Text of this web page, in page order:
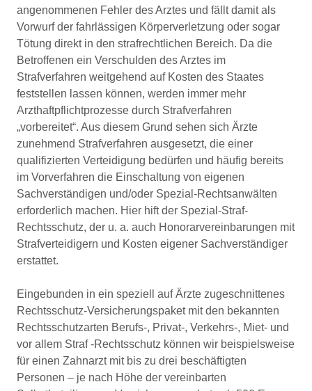
angenommenen Fehler des Arztes und fällt damit als
Vorwurf der fahrlässigen Körperverletzung oder sogar
Tötung direkt in den strafrechtlichen Bereich. Da die
Betroffenen ein Verschulden des Arztes im
Strafverfahren weitgehend auf Kosten des Staates
feststellen lassen können, werden immer mehr
Arzthaftpflichtprozesse durch Strafverfahren
„vorbereitet“. Aus diesem Grund sehen sich Ärzte
zunehmend Strafverfahren ausgesetzt, die einer
qualifizierten Verteidigung bedürfen und häufig bereits
im Vorverfahren die Einschaltung von eigenen
Sachverständigen und/oder Spezial-Rechtsanwälten
erforderlich machen. Hier hift der Spezial-Straf-
Rechtsschutz, der u. a. auch Honorarvereinbarungen mit
Strafverteidigern und Kosten eigener Sachverständiger
erstattet.
Eingebunden in ein speziell auf Ärzte zugeschnittenes
Rechtsschutz-Versicherungspaket mit den bekannten
Rechtsschutzarten Berufs-, Privat-, Verkehrs-, Miet- und
vor allem Straf -Rechtsschutz können wir beispielsweise
für einen Zahnarzt mit bis zu drei beschäftigten
Personen – je nach Höhe der vereinbarten